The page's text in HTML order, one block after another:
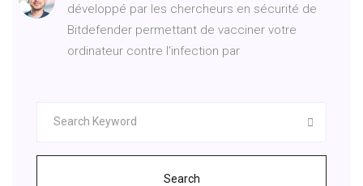
développé par les chercheurs en sécurité de
Bitdefender permettant de vacciner votre
ordinateur contre l'infection par
Search